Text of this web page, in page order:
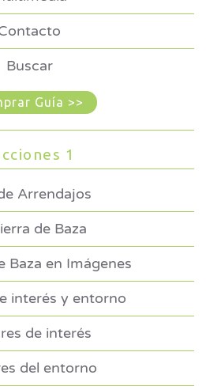
Buscar
Guía >>
1
Arrendajos
de Baza
Baza en Imágenes
interés y entorno
de interés
del entorno